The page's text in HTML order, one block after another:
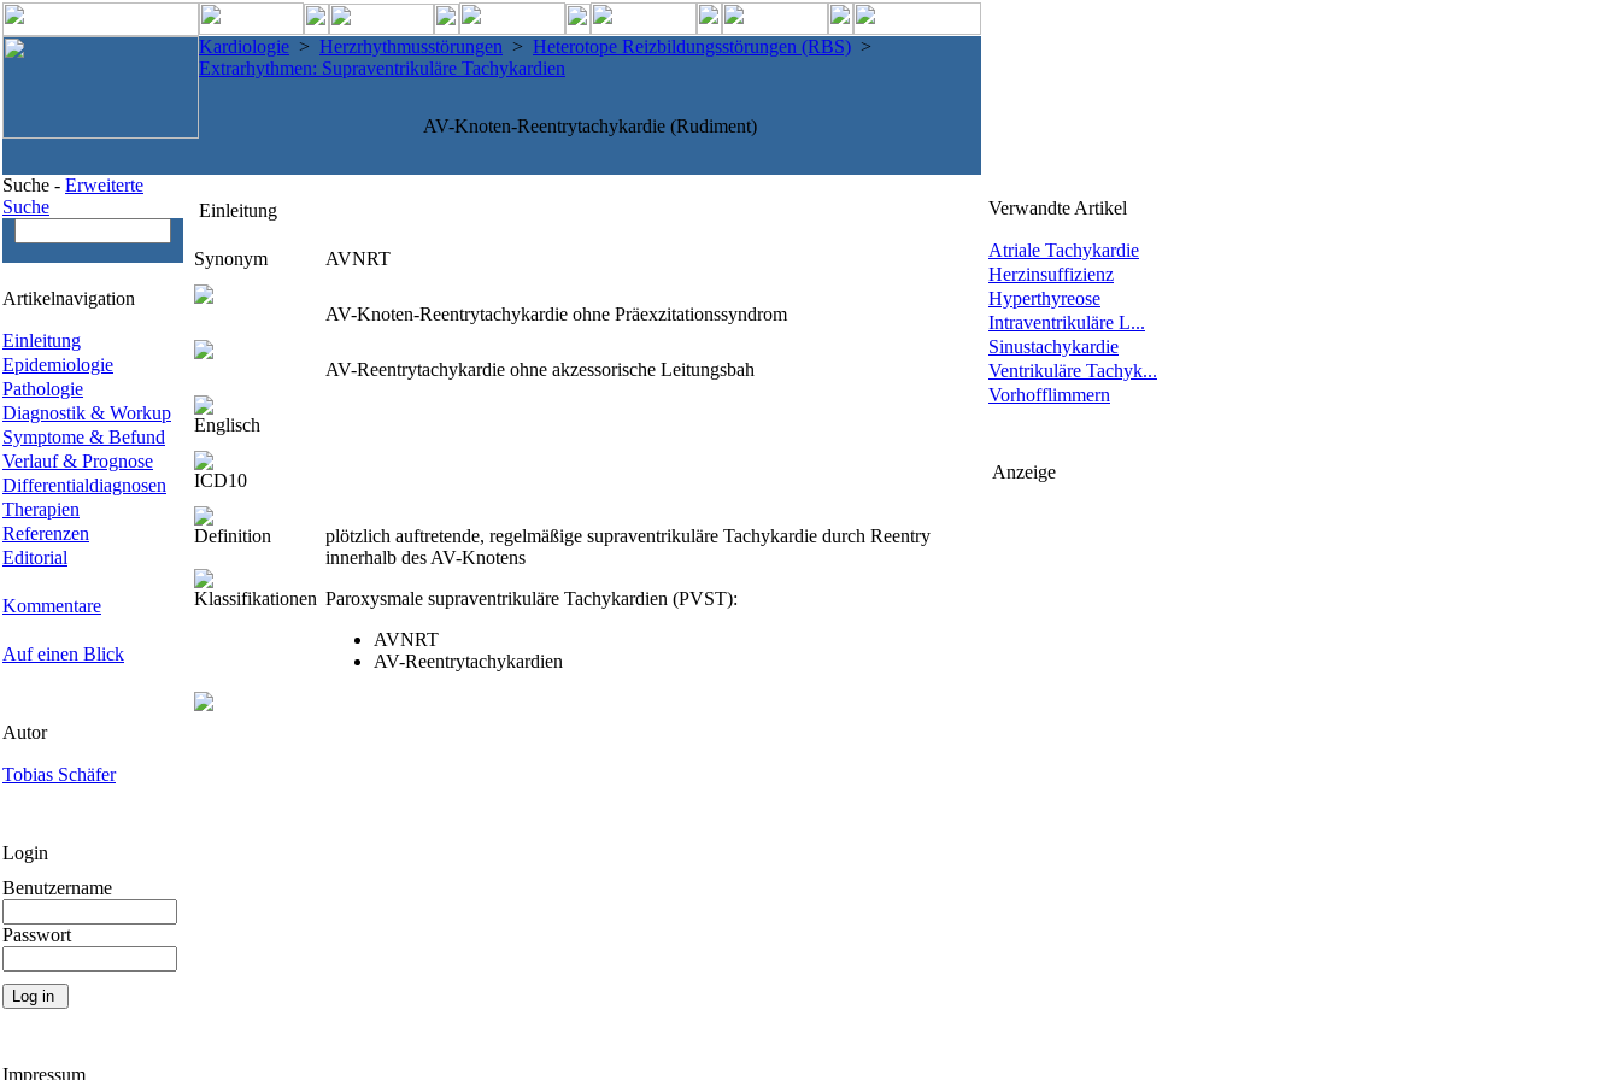
Kardiologie > Herzrhythmusstörungen > Heterotope Reizbildungsstörungen (RBS) >
Extrarhythmen: Supraventrikuläre Tachykardien
AV-Knoten-Reentrytachykardie (Rudiment)
Suche - Erweiterte
Suche
Artikelnavigation
Einleitung
Epidemiologie
Pathologie
Diagnostik & Workup
Symptome & Befund
Verlauf & Prognose
Differentialdiagnosen
Therapien
Referenzen
Editorial
Kommentare
Auf einen Blick
Autor
Tobias Schäfer
Login
Benutzername
Passwort
Impressum
Einleitung
Synonym AVNRT
AV-Knoten-Reentrytachykardie ohne Präexzitationssyndrom
AV-Reentrytachykardie ohne akzessorische Leitungsbah
Englisch
ICD10
Definition
plötzlich auftretende, regelmäßige supraventrikuläre Tachykardie durch Reentry
innerhalb des AV-Knotens
Klassifikationen Paroxysmale supraventrikuläre Tachykardien (PVST):
AVNRT
AV-Reentrytachykardien
Verwandte Artikel
Atriale Tachykardie
Herzinsuffizienz
Hyperthyreose
Intraventrikuläre L...
Sinustachykardie
Ventrikuläre Tachyk...
Vorhofflimmern
Anzeige